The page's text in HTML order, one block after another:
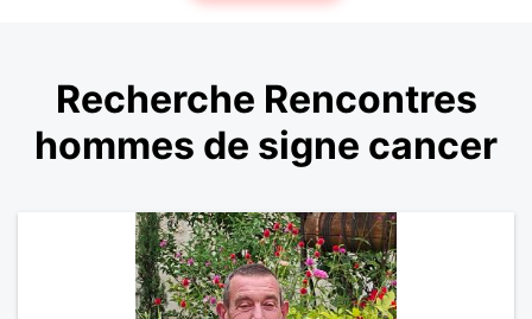
Recherche Rencontres
hommes de signe cancer